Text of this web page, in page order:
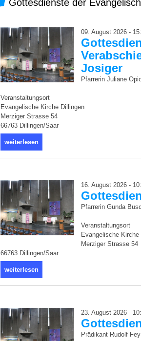
Gottesdienste der
09. August 2026 -
Josiger
Pfarrerin Juliane
Veranstaltungsort
Evangelische Kirche Dillingen
Merziger Strasse 54
66763 Dillingen/Saar
weiterlesen
16. August 2026 -
Pfarrerin Gunda
Veranstaltungsort
Evangelische Kirche
Merziger Strasse 54
66763 Dillingen/Saar
weiterlesen
23. August 2026 -
Prädikant Rudolf Fey